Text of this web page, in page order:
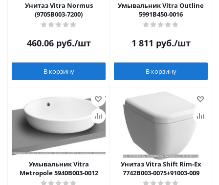
Унитаз Vitra Normus
(9705B003-7200)
460.06руб./шт
В корзину
Умывальник Vitra Outline
5991B450-0016
1 811 руб./шт
В корзину
Умывальник Vitra
Metropole 5940B003-0012
Унитаз Vitra Shift Rim-Ex
7742B003-0075+91003-009